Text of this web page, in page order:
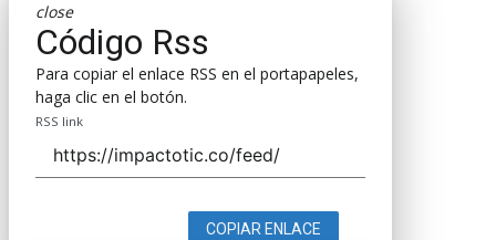
close
Código Rss
Para copiar el enlace RSS en el portapapeles,
haga clic en el botón.
RSS link
COPIAR ENLACE